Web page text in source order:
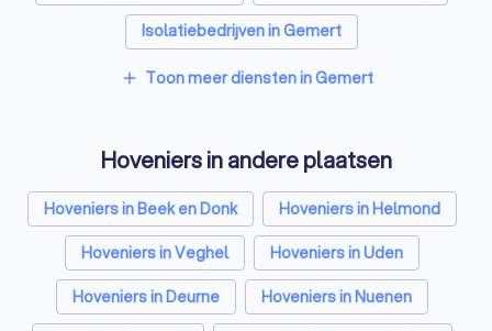
Isolatiebedrijven in Gemert
Ongediertebestrijders in Gemert
Zonwering specialisten in Gemert
Badkamer installateurs in Gemert
Traprenovatie bedrijven in Gemert
Schoorsteenvegers in Gemert
add Toon meer diensten in Gemert
Hoveniers in andere plaatsen
Hoveniers in Beek en Donk
Hoveniers in Helmond
Hoveniers in Veghel
Hoveniers in Uden
Hoveniers in Deurne
Hoveniers in Nuenen